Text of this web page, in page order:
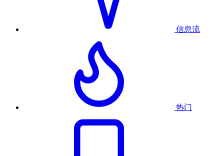
信息流
热门